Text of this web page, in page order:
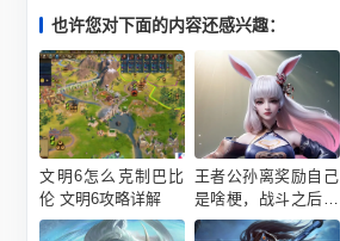
也许您对下面的内容还感兴趣：
文明6怎么克制巴比
伦 文明6攻略详解
王者公孙离奖励自己
是啥梗，战斗之后享
受一个人的时间